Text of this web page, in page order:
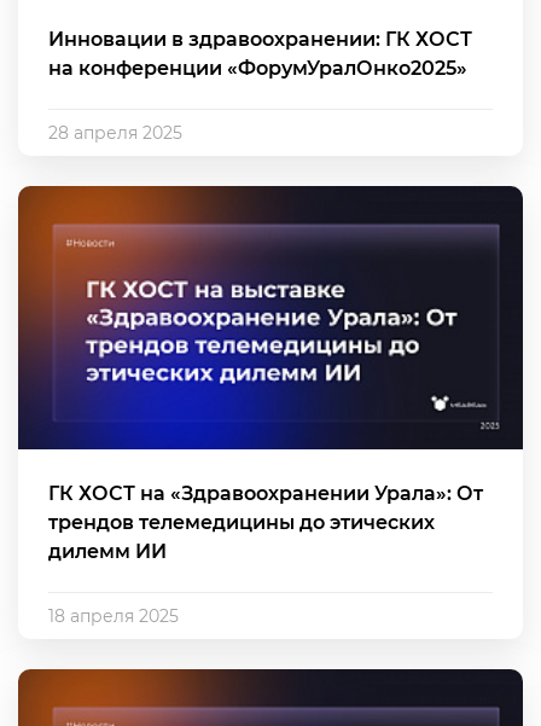
Инновации в здравоохранении: ГК ХОСТ
на конференции «ФорумУралОнко2025»
28 апреля 2025
ГК ХОСТ на «Здравоохранении Урала»: От
трендов телемедицины до этических
дилемм ИИ
18 апреля 2025